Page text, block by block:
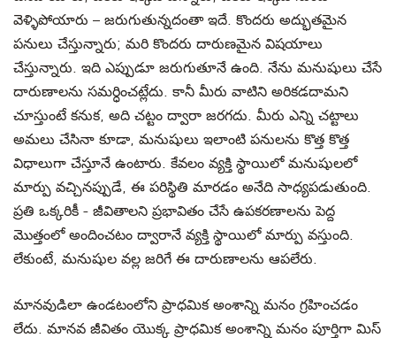
వెళ్ళిపోయారు – జరుగుతున్నదంతా ఇదే. కొందరు అద్భుతమైన
పనులు చేస్తున్నారు; మరి కొందరు దారుణమైన విషయాలు
చేస్తున్నారు. ఇది ఎప్పుడూ జరుగుతూనే ఉంది. నేను మనుషులు చేసే
దారుణాలను సమర్ధించట్లేదు. కానీ మీరు వాటిని అరికడదామని
చూస్తుంటే కనుక, అది చట్టం ద్వారా జరగదు. మీరు ఎన్ని చట్టాలు
అమలు చేసినా కూడా, మనుషులు ఇలాంటి పనులను కొత్త కొత్త
విధాలుగా చేస్తూనే ఉంటారు. కేవలం వ్యక్తి స్థాయిలో మనుషులలో
మార్పు వచ్చినప్పుడే, ఈ పరిస్థితి మారడం అనేది సాధ్యపడుతుంది.
ప్రతి ఒక్కరికీ - జీవితాలని ప్రభావితం చేసే ఉపకరణాలను పెద్ద
మొత్తంలో అందించటం ద్వారానే వ్యక్తి స్థాయిలో మార్పు వస్తుంది.
లేకుంటే, మనుషుల వల్ల జరిగే ఈ దారుణాలను ఆపలేరు.
మానవుడిలా ఉండటంలోని ప్రాధమిక అంశాన్ని మనం గ్రహించడం
లేదు. మానవ జీవితం యొక్క ప్రాధమిక అంశాన్ని మనం పూర్తిగా మిస్